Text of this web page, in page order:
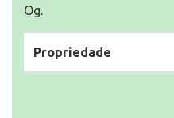
Og.
Propriedade